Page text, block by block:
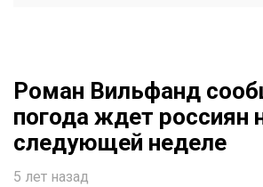
Роман Вильфанд
погода ждет россиян
следующей неделе
5 лет назад